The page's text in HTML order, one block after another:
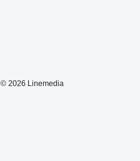
© 2026 Linemedia